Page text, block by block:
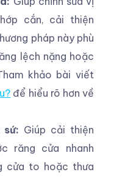
cắn, cải thiện
pháp này phù
lệch nặng hoặc
khảo bài viết
để hiểu rõ hơn về
Giúp cải thiện
răng cửa nhanh
cửa to hoặc thưa